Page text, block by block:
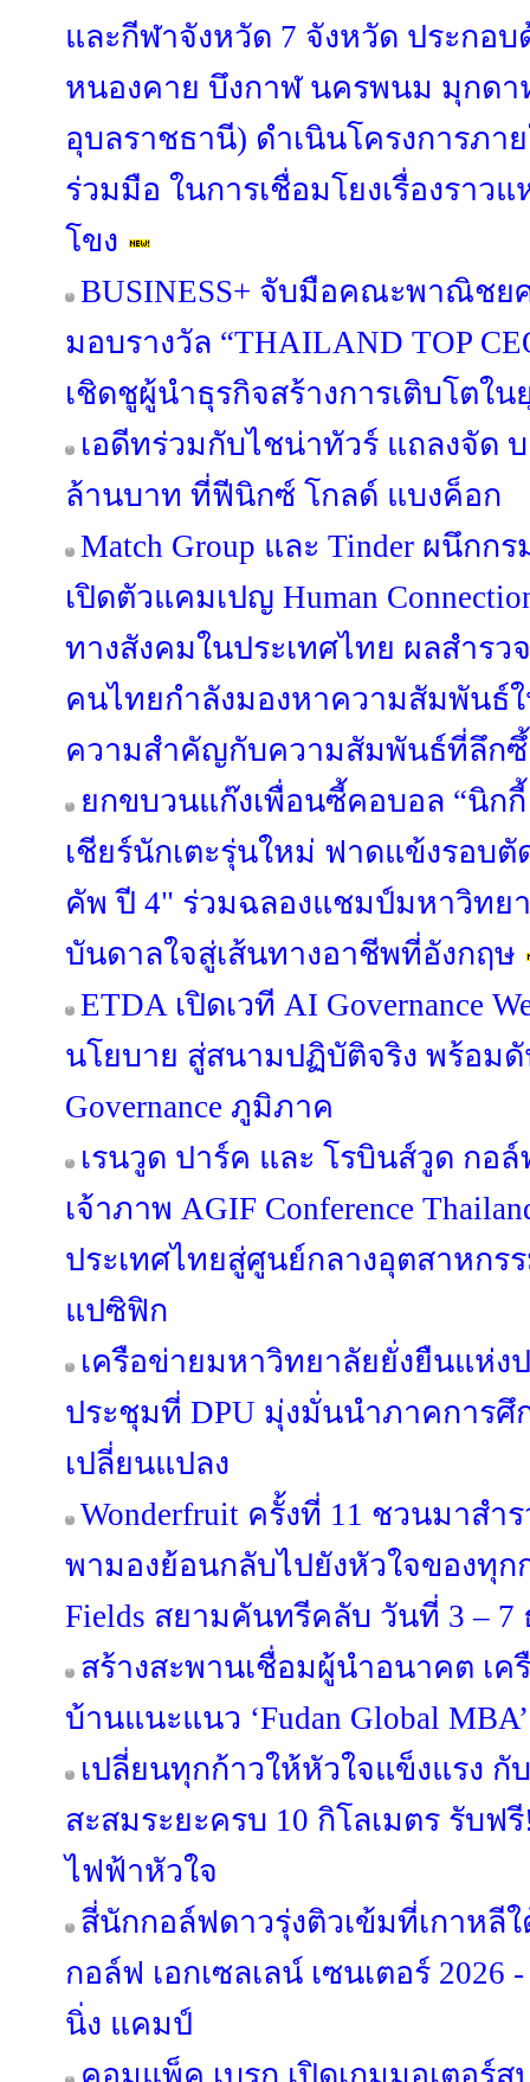
และกีฬาจังหวัด 7 จังหวัด ประกอบ
หนองคาย บึงกาฬ นครพนม มุกดา
อุบลราชธานี) ดำเนินโครงการภ
ร่วมมือ ในการเชื่อมโยงเรื่องราว
โขง
BUSINESS+ จับมือคณะพาณิชย
มอบรางวัล “THAILAND TOP
เชิดชูผู้นำธุรกิจสร้างการเติบโตใน
เอดีทร่วมกับไชน่าทัวร์ แถลงจัด
ล้านบาท ที่ฟีนิกซ์ โกลด์ แบงค็อก
Match Group และ Tinder ผนึก
เปิดตัวแคมเปญ Human
ทางสังคมในประเทศไทย ผลสำรว
คนไทยกำลังมองหาความสัมพันธ์
ความสำคัญกับความสัมพันธ์ที่ลึก
ยกขบวนแก๊งเพื่อนซี้คอบอล “นิกกี้
เชียร์นักเตะรุ่นใหม่ ฟาดแข้งรอบ
คัพ ปี 4" ร่วมฉลองแชมป์มหาวิทย
บันดาลใจสู่เส้นทางอาชีพที่อังกฤษ
ETDA เปิดเวที AI Governance
นโยบาย สู่สนามปฏิบัติจริง พร้อม
Governance ภูมิภาค
เรนวูด ปาร์ค และ โรบินส์วูด กอ
เจ้าภาพ AGIF Conference
ประเทศไทยสู่ศูนย์กลางอุตสาหกร
แปซิฟิก
เครือข่ายมหาวิทยาลัยยั่งยืนแห่ง
ประชุมที่ DPU มุ่งมั่นนำภาคการศึ
เปลี่ยนแปลง
Wonderfruit ครั้งที่ 11 ชวนมาสำ
พามองย้อนกลับไปยังหัวใจของทุก
Fields สยามคันทรีคลับ วันที่ 3 – 7
สร้างสะพานเชื่อมผู้นำอนาคต เ
บ้านแนะแนว ‘Fudan Global
เปลี่ยนทุกก้าวให้หัวใจแข็งแรง กั
สะสมระยะครบ 10 กิโลเมตร รับฟ
ไฟฟ้าหัวใจ
สี่นักกอล์ฟดาวรุ่งติวเข้มที่เกาหลีใ
กอล์ฟ เอกเซลเลน์ เซนเตอร์ 2026
นิ่ง แคมป์
คอมแพ็ค เบรก เปิดเกมมอเตอร์ส